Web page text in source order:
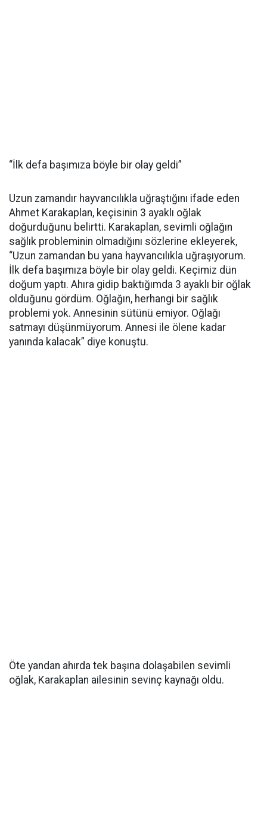
“İlk defa başımıza böyle bir olay geldi”
Uzun zamandır hayvancılıkla uğraştığını ifade eden
Ahmet Karakaplan, keçisinin 3 ayaklı oğlak
doğurduğunu belirtti. Karakaplan, sevimli oğlağın
sağlık probleminin olmadığını sözlerine ekleyerek,
“Uzun zamandan bu yana hayvancılıkla uğraşıyorum.
İlk defa başımıza böyle bir olay geldi. Keçimiz dün
doğum yaptı. Ahıra gidip baktığımda 3 ayaklı bir oğlak
olduğunu gördüm. Oğlağın, herhangi bir sağlık
problemi yok. Annesinin sütünü emiyor. Oğlağı
satmayı düşünmüyorum. Annesi ile ölene kadar
yanında kalacak” diye konuştu.
Öte yandan ahırda tek başına dolaşabilen sevimli
oğlak, Karakaplan ailesinin sevinç kaynağı oldu.